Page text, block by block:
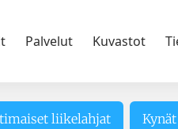
Palvelut Kuvastot
liikelahjat Kynät